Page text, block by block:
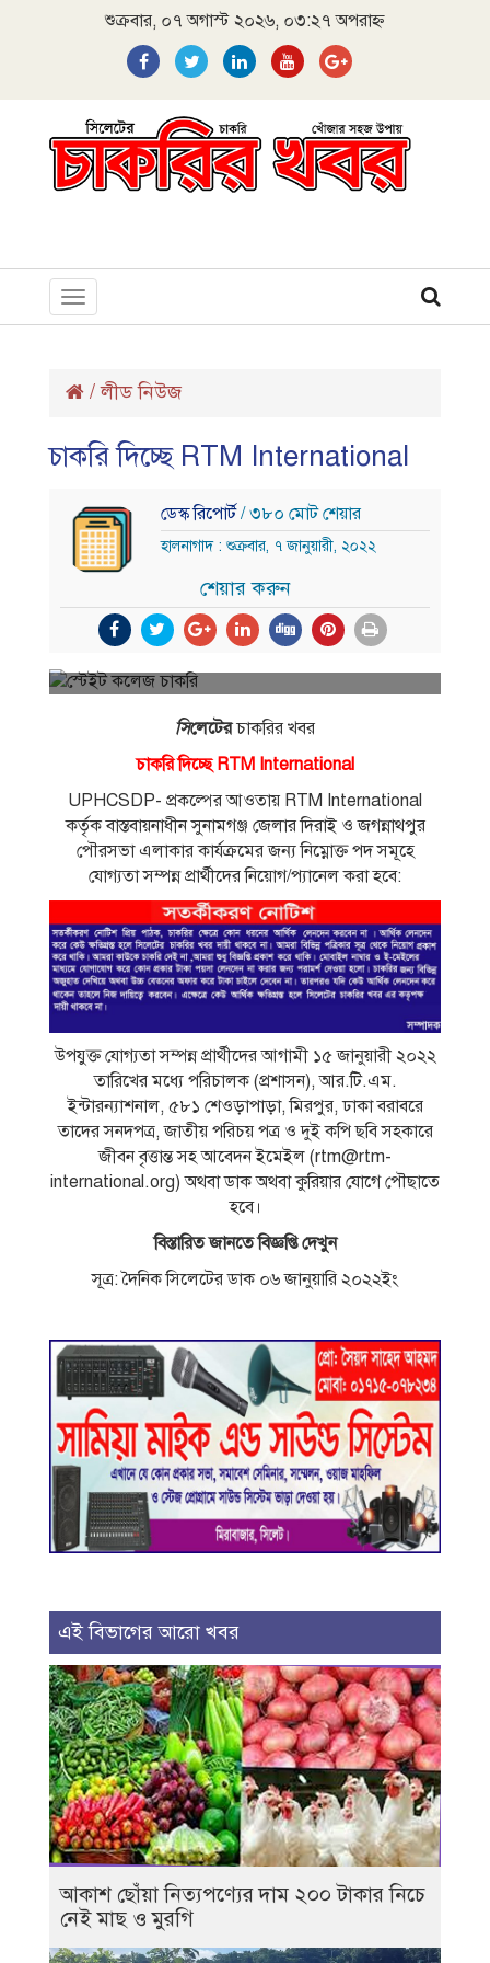
শুক্রবার, ০৭ অগাস্ট ২০২৬, ০৩:২৭ অপরাহ্ন
Toggle
navigation
/লীড নিউজ
চাকরি দিচ্ছে RTM International
ডেস্ক রিপোর্ট/ ৩৮০ মোট শেয়ার
হালনাগাদ : শুক্রবার, ৭ জানুয়ারী, ২০২২
শেয়ার করুন
সিলেটেরচাকরির খবর
চাকরি দিচ্ছে RTM International
UPHCSDP- প্রকল্পের আওতায় RTM International
কর্তৃক বাস্তবায়নাধীন সুনামগঞ্জ জেলার দিরাই ও জগন্নাথপুর
পৌরসভা এলাকার কার্যক্রমের জন্য নিম্নোক্ত পদ সমূহে
যােগ্যতা সম্পন্ন প্রার্থীদের নিয়ােগ/প্যানেল করা হবে:
উপযুক্ত যােগ্যতা সম্পন্ন প্রার্থীদের আগামী ১৫ জানুয়ারী ২০২২
তারিখের মধ্যে পরিচালক (প্রশাসন), আর.টি.এম.
ইন্টারন্যাশনাল, ৫৮১ শেওড়াপাড়া, মিরপুর, ঢাকা বরাবরে
তাদের সনদপত্র, জাতীয় পরিচয় পত্র ও দুই কপি ছবি সহকারে
জীবন বৃত্তান্ত সহ আবেদন ইমেইল (rtm@rtm-
international.org) অথবা ডাক অথবা কুরিয়ার যােগে পৌছাতে
হবে।
বিস্তারিত জানতে বিজ্ঞপ্তি দেখুন
সূত্র: দৈনিক সিলেটের ডাক ০৬ জানুয়ারি ২০২২ইং
এই বিভাগের আরো খবর
আকাশ ছোঁয়া নিত্যপণ্যের দাম ২০০ টাকার নিচে
নেই মাছ ও মুরগি